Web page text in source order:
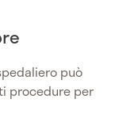
può
procedure per